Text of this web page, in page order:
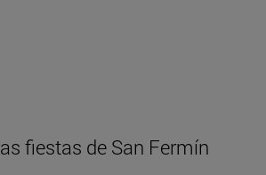
fiestas de San Fermín